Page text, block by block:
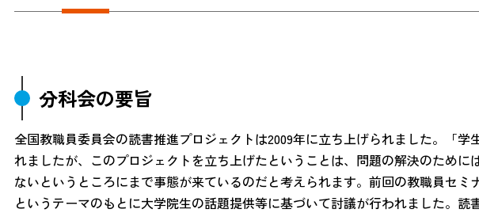
分科会の要旨
全国教職員委員会の読書推進プロジェクトは2009年に立ち上げられました。「
れましたが、このプロジェクトを立ち上げたということは、問題の解決のため
ないというところにまで事態が来ているのだと考えられます。前回の教職員セミ
というテーマのもとに大学院生の話題提供等に基づいて討議が行われました。